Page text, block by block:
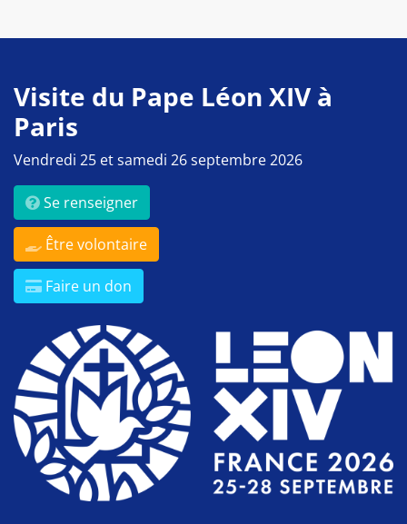
Visite du Pape Léon XIV à
Paris
Vendredi 25 et samedi 26 septembre 2026
Se renseigner
Être volontaire
Faire un don